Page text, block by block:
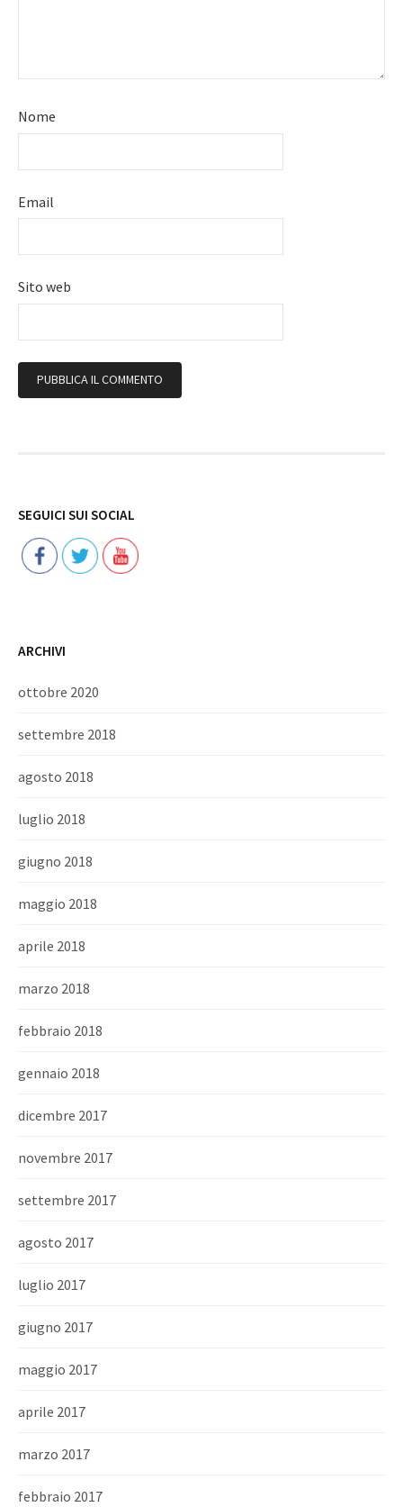
Nome
Email
Sito web
SEGUICI SUI SOCIAL
ARCHIVI
ottobre 2020
settembre 2018
agosto 2018
luglio 2018
giugno 2018
maggio 2018
aprile 2018
marzo 2018
febbraio 2018
gennaio 2018
dicembre 2017
novembre 2017
settembre 2017
agosto 2017
luglio 2017
giugno 2017
maggio 2017
aprile 2017
marzo 2017
febbraio 2017